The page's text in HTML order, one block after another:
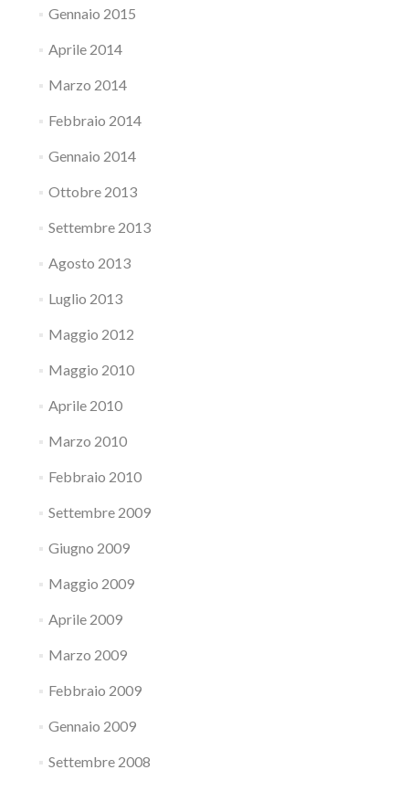
Gennaio 2015
Aprile 2014
Marzo 2014
Febbraio 2014
Gennaio 2014
Ottobre 2013
Settembre 2013
Agosto 2013
Luglio 2013
Maggio 2012
Maggio 2010
Aprile 2010
Marzo 2010
Febbraio 2010
Settembre 2009
Giugno 2009
Maggio 2009
Aprile 2009
Marzo 2009
Febbraio 2009
Gennaio 2009
Settembre 2008